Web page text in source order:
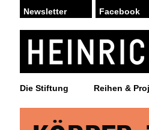
Facebook
Die Stiftung Reihen &